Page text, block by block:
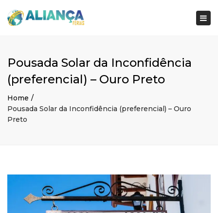
Pousada Solar da Inconfidência
(preferencial) – Ouro Preto
Home
Pousada Solar da Inconfidência (preferencial) – Ouro
Preto